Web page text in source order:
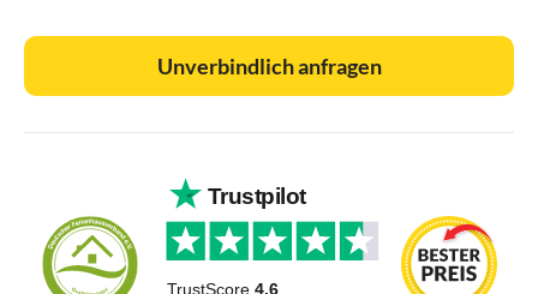
Unverbindlich anfragen